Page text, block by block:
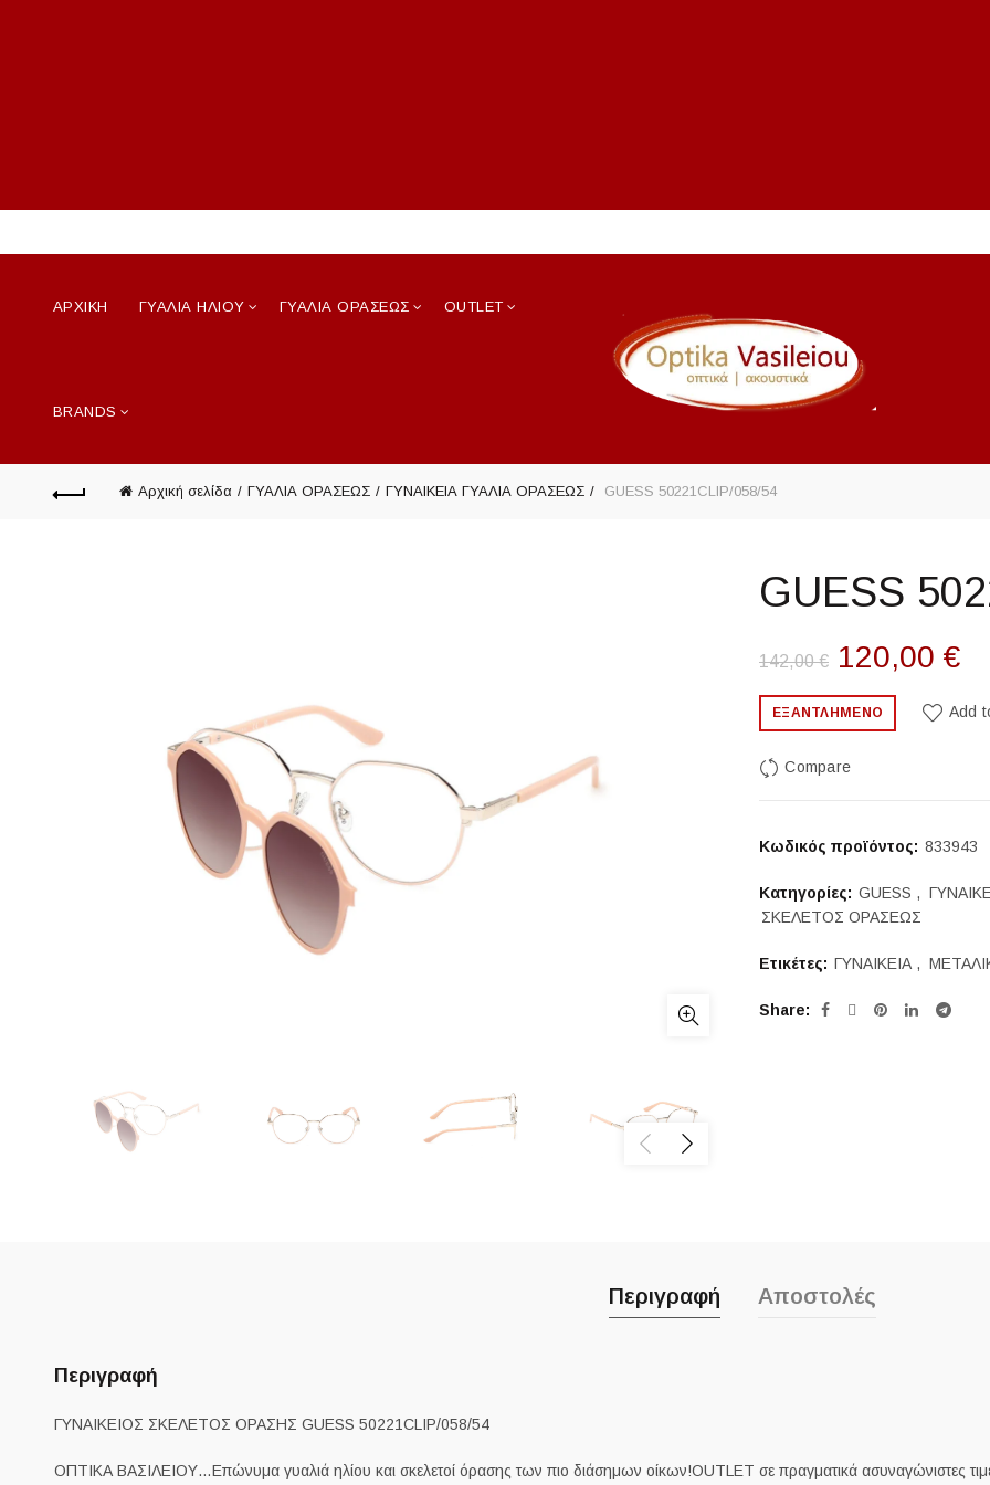
ΑΡΧΙΚΗ ΓΥΑΛΙΑ ΗΛΙΟΥ ΓΥΑΛΙΑ ΟΡΑΣΕΩΣ OUTLET
BRANDS
Αρχική σελίδα ΓΥΑΛΙΑ ΟΡΑΣΕΩΣ ΓΥΝΑΙΚΕΙΑ ΓΥΑΛΙΑ ΟΡΑΣΕΩΣ GUESS 50221CLIP/058/54
GUESS
142,00€ Original
price
120,00 €Η
ΕΞΑΝΤΛΗΜΈΝΟ Add
Compare
Κωδικός προϊόντος: 833943
Κατηγορίες: GUESS ,
ΣΚΕΛΕΤΟΣ ΟΡΑΣΕΩΣ
Ετικέτες: ΓΥΝΑΙΚΕΙΑ ,
Share
Περιγραφή Αποστολές
Περιγραφή
ΓΥΝΑΙΚΕΙΟΣ ΣΚΕΛΕΤΟΣ ΟΡΑΣΗΣ GUESS 50221CLIP/058/54
ΟΠΤΙΚΑ ΒΑΣΙΛΕΙΟΥ…Επώνυμα γυαλιά ηλίου και σκελετοί όρασης των πιο διάσημων οίκων!OUTLET σε πραγματικά ασυναγώνιστες